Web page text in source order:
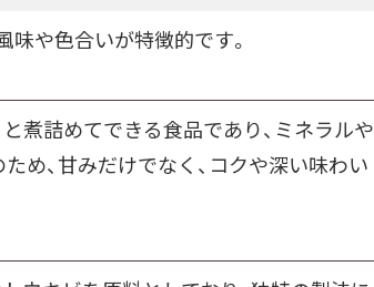
味や色合いが特徴的です。
煮詰めてできる食品であり、ミネラルや
め、甘みだけでなく、コクや深い味わい